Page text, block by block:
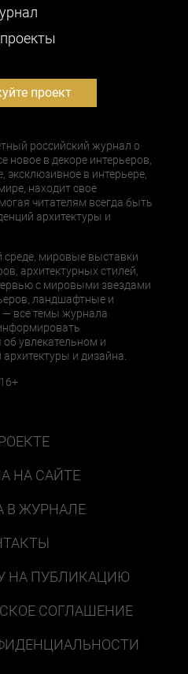
проект
российский журнал о
новое в декоре интерьеров,
эксклюзивное в интерьере,
находит свое
читателям всегда быть
архитектуры и
среде, мировые выставки
архитектурных стилей,
с мировыми звездами
ландшафтные и
— все темы журнала
об увлекательном и
и дизайна.
НА САЙТЕ
В ЖУРНАЛЕ
НА ПУБЛИКАЦИЮ
СОГЛАШЕНИЕ